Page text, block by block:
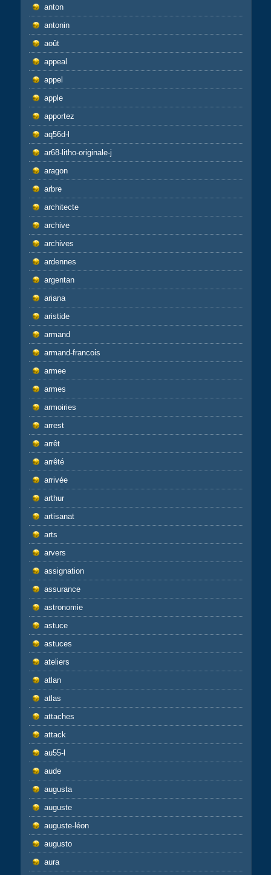
anton
antonin
août
appeal
appel
apple
apportez
aq56d-l
ar68-litho-originale-j
aragon
arbre
architecte
archive
archives
ardennes
argentan
ariana
aristide
armand
armand-francois
armee
armes
armoiries
arrest
arrêt
arrêté
arrivée
arthur
artisanat
arts
arvers
assignation
assurance
astronomie
astuce
astuces
ateliers
atlan
atlas
attaches
attack
au55-l
aude
augusta
auguste
auguste-léon
augusto
aura